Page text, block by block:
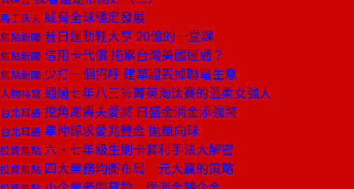
馬丁沃夫 威脅全球穩定發展
焦點新聞 昔日運動鞋大亨 20億的一堂課
焦點新聞 信用卡代償 拖累台灣美國運通？
焦點新聞 少打一個招呼 建華證丟掉聯電生意
人物特寫 通過七年八三％菁英淘汰賽的溫柔女強人
台北耳語 挖角謝壽夫愛將 日盛金消金添強將
台北耳語 辜仲諒求愛兆豐金 拋風向球
投資焦點 六、七年級生刷卡套利手法大解密
投資焦點 四大業務均衡布局 元大贏的策略